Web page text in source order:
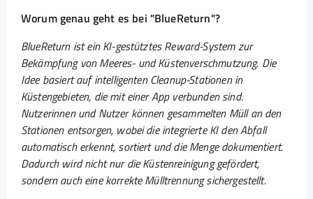
Worum genau geht es bei "BlueReturn"?
BlueReturn ist ein KI-gestütztes Reward-System zur
Bekämpfung von Meeres- und Küstenverschmutzung. Die
Idee basiert auf intelligenten Cleanup-Stationen in
Küstengebieten, die mit einer App verbunden sind.
Nutzerinnen und Nutzer können gesammelten Müll an den
Stationen entsorgen, wobei die integrierte KI den Abfall
automatisch erkennt, sortiert und die Menge dokumentiert.
Dadurch wird nicht nur die Küstenreinigung gefördert,
sondern auch eine korrekte Mülltrennung sichergestellt.